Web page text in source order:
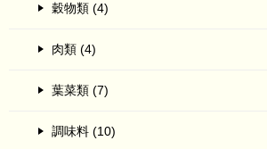
穀物類 (4)
肉類 (4)
葉菜類 (7)
調味料 (10)